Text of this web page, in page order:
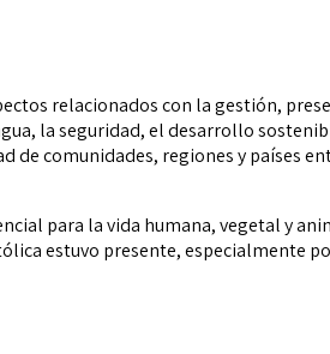
relacionados con la gestión,
la seguridad, el desarrollo
comunidades, regiones y países
para la vida humana, vegetal y
estuvo presente, especialmente